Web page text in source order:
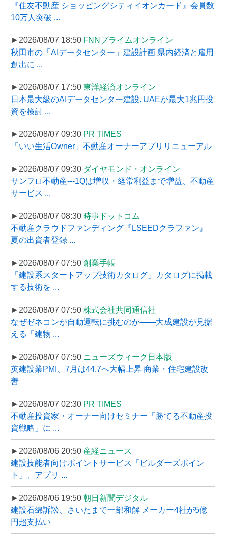
『住友不動産 ショッピングシティイオンカード』会員数
10万人突破 ...
►2026/08/07 18:50 FNNプライムオンライン
秋田市の「AIデータセンター」建設計画 県内経済と雇用
創出に ...
►2026/08/07 17:50 東洋経済オンライン
日本最大級のAIデータセンター建設､UAEが最大1兆円投
資を検討 ...
►2026/08/07 09:30 PR TIMES
「いい生活Owner」不動産オーナーアプリリニューアル
►2026/08/07 09:30 ダイヤモンド・オンライン
サンフロ不動産---1Qは増収・経常利益まで増益、不動産
サービス ...
►2026/08/07 08:30 時事ドットコム
不動産クラウドファンディング『LSEEDクラファン』
夏の出資者登録 ...
►2026/08/07 07:50 創業手帳
「建設系スタートアップ技術カタログ」カタログに掲載
する技術を ...
►2026/08/07 07:50 株式会社共同通信社
なぜゼネコンが自動運転に挑むのか――大成建設が見据
える「建物 ...
►2026/08/07 07:50 ニューズウィーク日本版
英建設業PMI、7月は44.7へ大幅上昇 商業・住宅建設改
善
►2026/08/07 02:30 PR TIMES
不動産投資家・オーナー向けセミナー「勝てる不動産投
資戦略」に ...
►2026/08/06 20:50 産経ニュース
建設技能者向けポイントサービス「ビルダーズポイン
ト」、アプリ ...
►2026/08/06 19:50 朝日新聞デジタル
建設石綿訴訟、さいたまで一部和解 メーカー4社が5億
円超支払い